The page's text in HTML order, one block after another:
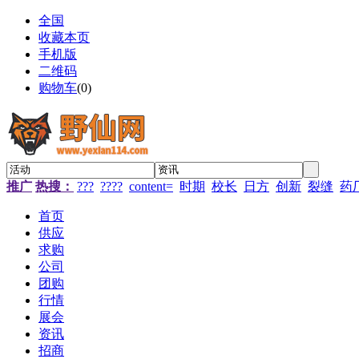
全国
收藏本页
手机版
二维码
购物车(0)
推广 热搜： ??? ???? content= 时期 校长 日方 创新 裂缝 药
首页
供应
求购
公司
团购
行情
展会
资讯
招商